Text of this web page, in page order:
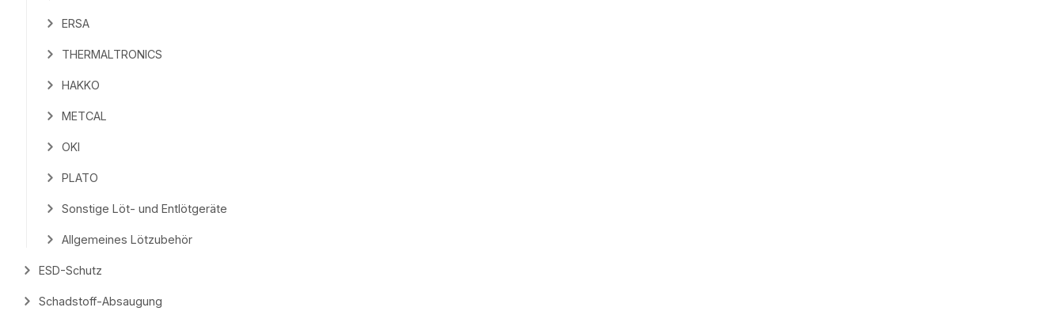
ERSA
THERMALTRONICS
HAKKO
METCAL
OKI
PLATO
Sonstige Löt- und Entlötgeräte
Allgemeines Lötzubehör
ESD-Schutz
Schadstoff-Absaugung